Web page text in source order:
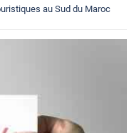
au Sud du Maroc